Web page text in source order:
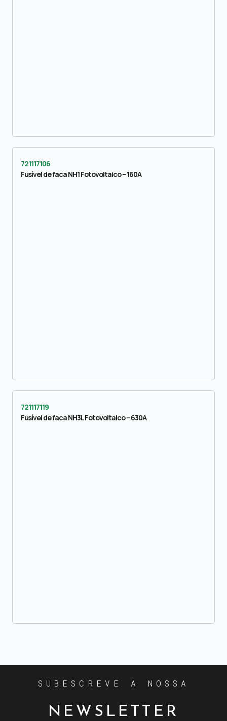
721117106
Fusível de faca NH1 Fotovoltaico – 160A
721117119
Fusível de faca NH3L Fotovoltaico – 630A
SUBESCREVE A NOSSA
NEWSLETTER